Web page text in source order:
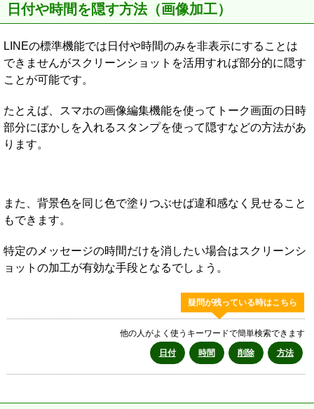
日付や時間を隠す方法（画像加工）
LINEの標準機能では日付や時間のみを非表示にすることは
できませんがスクリーンショットを活用すれば部分的に隠す
ことが可能です。
たとえば、スマホの画像編集機能を使ってトーク画面の日時
部分にぼかしを入れるスタンプを使って隠すなどの方法があ
ります。
また、背景色を同じ色で塗りつぶせば違和感なく見せること
もできます。
特定のメッセージの時間だけを消したい場合はスクリーンシ
ョットの加工が有効な手段となるでしょう。
疑問が残っている時はこちら
他の人がよく使うキーワードで簡単検索できます
日付
時間 削除 方法